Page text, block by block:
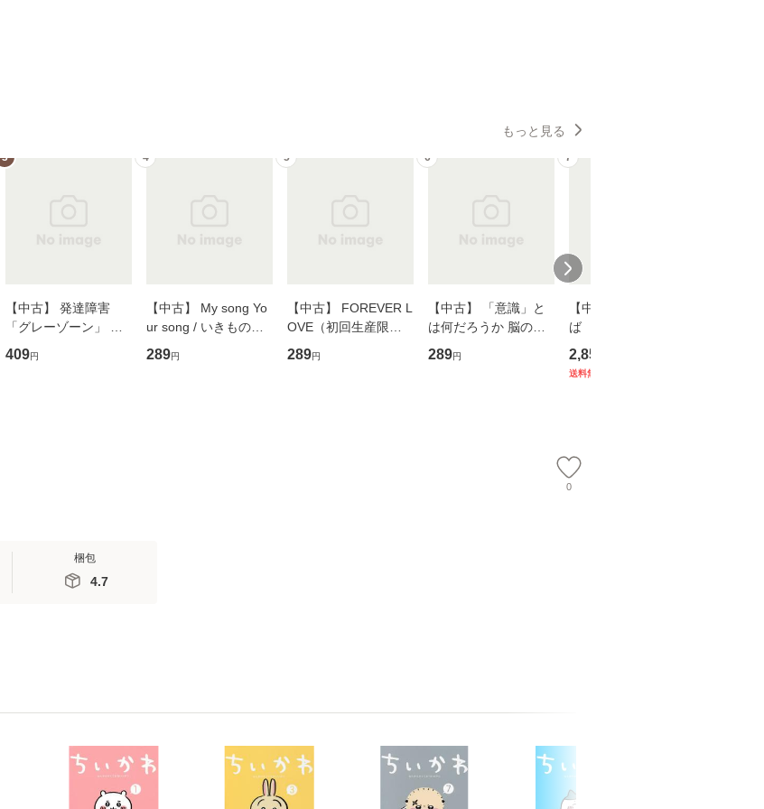
もっと見る
3
【中古】 発達障害
「グレーゾーン」 そ
の正しい理解と克服法
(SB新書 572) / 岡田尊
409円
4
【中古】 My song Yo
ur song / いきものが
かり / [CD]【メール便
送料無料】
289円
5
【中古】 FOREVER L
OVE（初回生産限定
盤） / 清水翔太×加藤
ミリヤ / [CD]【メール
289円
6
【中古】 「意識」と
は何だろうか 脳の来
歴、知覚の錯誤 （講
談社現代新書） / 下条
289円
7
【中古】 耳をすませ
ば 〈2枚組〉 [DVD] /
ブエナ・ビスタ・ホー
ム・エンターテイメン
2,852
送料無料
0
梱包
4.7